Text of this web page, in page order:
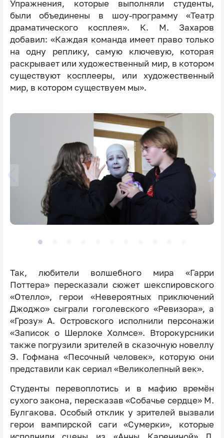
Упражнения, которые выполняли студенты,
были объединены в шоу-программу «Театр
драматического косплея». К. М. Захаров
добавил: «Каждая команда имеет право только
на одну реплику, самую ключевую, которая
раскрывает или художественный мир, в котором
существуют косплееры, или художественный
мир, в котором существуем мы».
Так, любители волшебного мира «Гарри
Поттера» пересказали сюжет шекспировского
«Отелло», герои «Невероятных приключений
Джоджо» сыграли гоголевского «Ревизора», а
«Грозу» А. Островского исполнили персонажи
«Записок о Шерлоке Холмсе». Второкурсники
также погрузили зрителей в сказочную новеллу
Э. Гофмана «Песочный человек», которую они
представили как сериал «Великолепный век».
Студенты перевоплотись и в мафию времён
сухого закона, пересказав «Собачье сердце» М.
Булгакова. Особый отклик у зрителей вызвали
герои вампирской саги «Сумерки», которые